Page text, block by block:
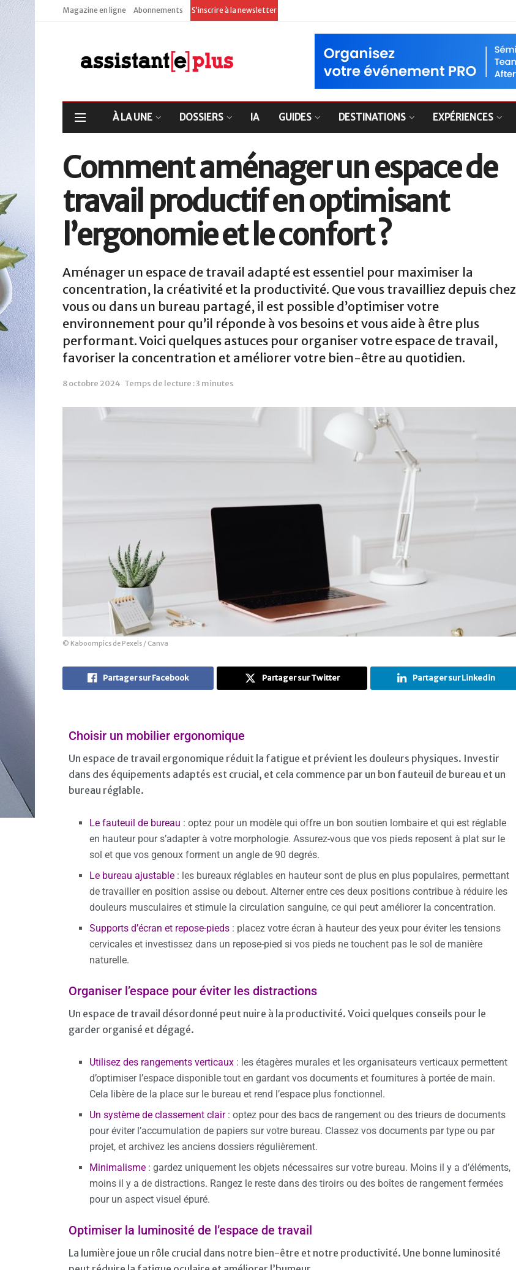
Magazine en ligne Abonnements S’inscrire à la newsletter
À LA UNE DOSSIERS IA GUIDES DESTINATIONS EXPÉRIENCES
Comment aménager un espace de
travail productif en optimisant
l’ergonomie et le confort ?
Aménager un espace de travail adapté est essentiel pour maximiser la
concentration, la créativité et la productivité. Que vous travailliez depuis chez
vous ou dans un bureau partagé, il est possible d’optimiser votre
environnement pour qu’il réponde à vos besoins et vous aide à être plus
performant. Voici quelques astuces pour organiser votre espace de travail,
favoriser la concentration et améliorer votre bien-être au quotidien.
8 octobre 2024 Temps de lecture : 3 minutes
© Kaboompics de Pexels / Canva
Partager sur Facebook Partager sur Twitter Partager sur Linkedin
Choisir un mobilier ergonomique
Un espace de travail ergonomique réduit la fatigue et prévient les douleurs physiques. Investir
dans des équipements adaptés est crucial, et cela commence par un bon fauteuil de bureau et un
bureau réglable.
Le fauteuil de bureau : optez pour un modèle qui offre un bon soutien lombaire et qui est réglable
en hauteur pour s’adapter à votre morphologie. Assurez-vous que vos pieds reposent à plat sur le
sol et que vos genoux forment un angle de 90 degrés.
Le bureau ajustable : les bureaux réglables en hauteur sont de plus en plus populaires, permettant
de travailler en position assise ou debout. Alterner entre ces deux positions contribue à réduire les
douleurs musculaires et stimule la circulation sanguine, ce qui peut améliorer la concentration.
Supports d’écran et repose-pieds : placez votre écran à hauteur des yeux pour éviter les tensions
cervicales et investissez dans un repose-pied si vos pieds ne touchent pas le sol de manière
naturelle.
Organiser l’espace pour éviter les distractions
Un espace de travail désordonné peut nuire à la productivité. Voici quelques conseils pour le
garder organisé et dégagé.
Utilisez des rangements verticaux : les étagères murales et les organisateurs verticaux permettent
d’optimiser l’espace disponible tout en gardant vos documents et fournitures à portée de main.
Cela libère de la place sur le bureau et rend l’espace plus fonctionnel.
Un système de classement clair: optez pour des bacs de rangement ou des trieurs de documents
pour éviter l’accumulation de papiers sur votre bureau. Classez vos documents par type ou par
projet, et archivez les anciens dossiers régulièrement.
Minimalisme : gardez uniquement les objets nécessaires sur votre bureau. Moins il y a d’éléments,
moins il y a de distractions. Rangez le reste dans des tiroirs ou des boîtes de rangement fermées
pour un aspect visuel épuré.
Optimiser la luminosité de l’espace de travail
La lumière joue un rôle crucial dans notre bien-être et notre productivité. Une bonne luminosité